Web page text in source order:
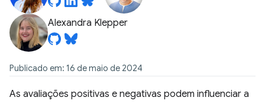
Alexandra Klepper
Publicado em: 16 de maio de 2024
As avaliações positivas e negativas podem influenciar a